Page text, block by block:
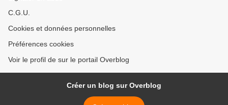
C.G.U.
Cookies et données personnelles
Préférences cookies
Voir le profil de sur le portail Overblog
Créer un blog sur Overblog